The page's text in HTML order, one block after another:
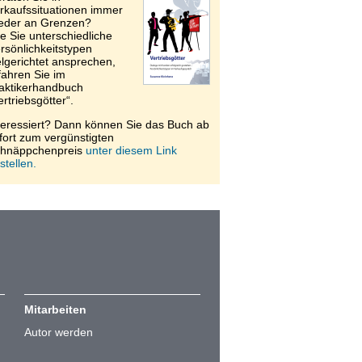
immer
an Grenzen?
Sie unterschiedliche
ansprechen,
Sie im
Dann können Sie das Buch ab
zum vergünstigten
unter diesem Link
Mitarbeiten
Autor werden